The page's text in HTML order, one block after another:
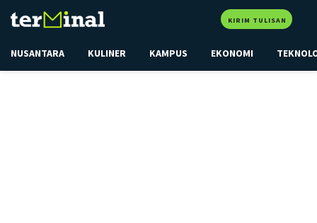
KIRIM TULISAN
NUSANTARA KULINER KAMPUS EKONOMI